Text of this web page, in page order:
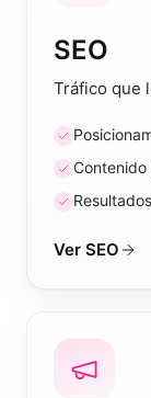
SEO
Tráfico que
Ver SEO